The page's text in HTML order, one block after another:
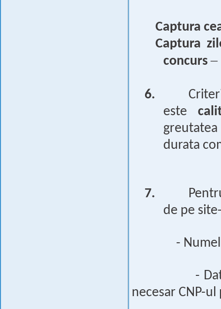
Captura
Captura
concurs–
6.
este
durata
7.
de pe
-
-
necesar CNP-